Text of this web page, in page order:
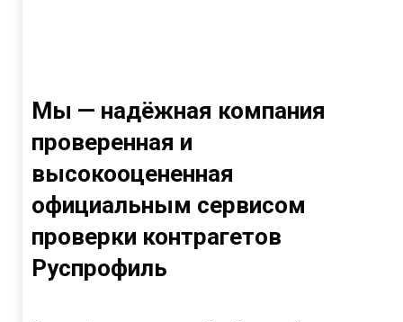
Мы — надёжная компания
проверенная и
высокооцененная
официальным сервисом
проверки контрагетов
Руспрофиль